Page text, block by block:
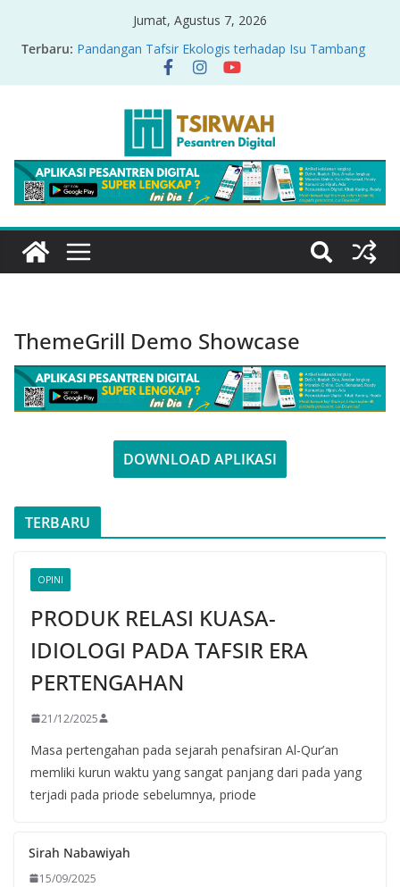
Jumat, Agustus 7, 2026
Terbaru: Pandangan Tafsir Ekologis terhadap Isu Tambang
Nikel di Raja Ampat
PRODUK RELASI KUASA-IDIOLOGI PADA TAFSIR
Sirah Nabawiyah
Oversharing dan Privasi dalam Al-Qur’an: “Ketika
Ayat Bicara Soal Curhat di Sosmed”
Menyikapi Fatherless, Kisah Lukman Menjadi
Cerminan
ThemeGrill Demo Showcase
DOWNLOAD APLIKASI
TERBARU
OPINI
PRODUK RELASI KUASA-
IDIOLOGI PADA TAFSIR ERA
PERTENGAHAN
21/12/2025
Masa pertengahan pada sejarah penafsiran Al-Qur’an
memliki kurun waktu yang sangat panjang dari pada yang
terjadi pada priode sebelumnya, priode
Sirah Nabawiyah
15/09/2025